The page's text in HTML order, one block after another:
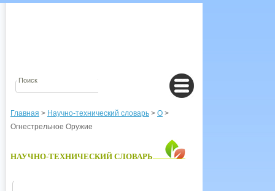
Главная > Научно-технический словарь > О >
Огнестрельное Оружие
НАУЧНО-ТЕХНИЧЕСКИЙ СЛОВАРЬ